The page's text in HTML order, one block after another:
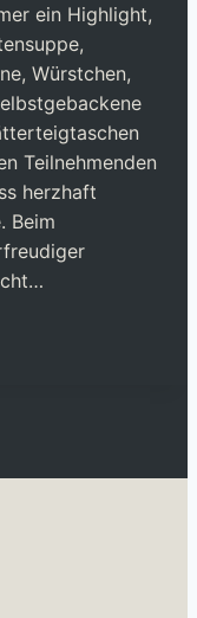
ein Highlight,
Würstchen,
Teilnehmenden
herzhaft
Beim